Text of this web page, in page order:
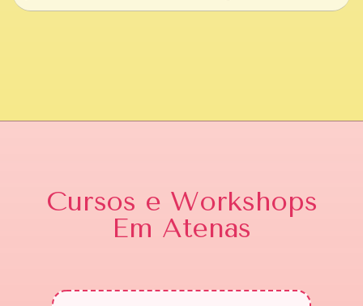
Cursos e Workshops
Em Atenas